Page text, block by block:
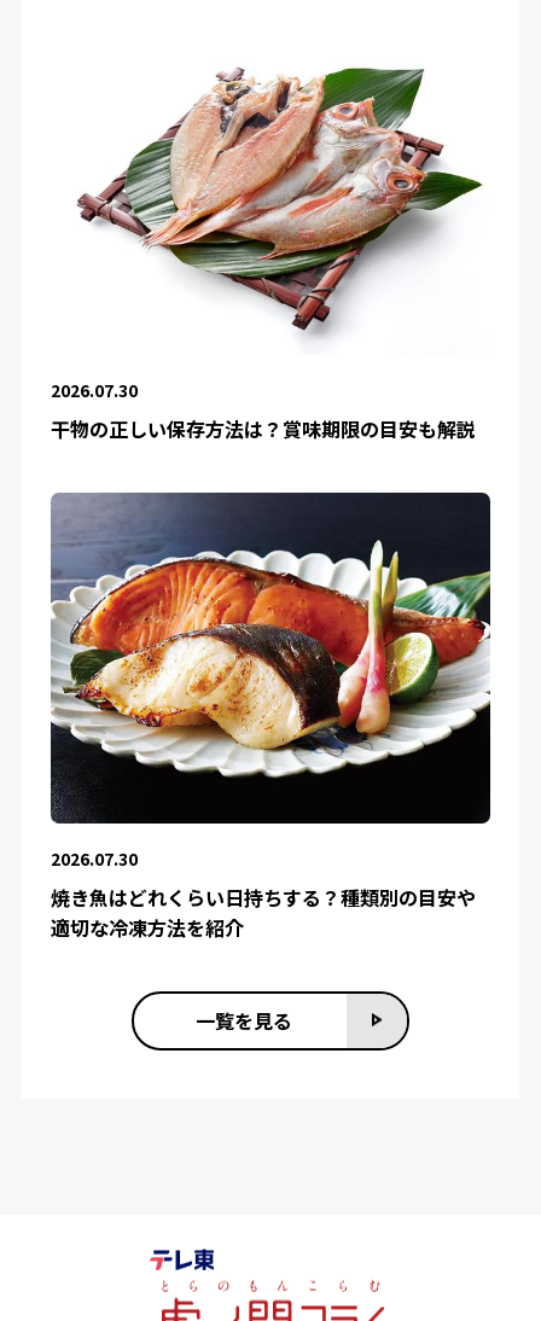
2026.07.30
干物の正しい保存方法は？賞味期限の目安も解説
2026.07.30
焼き魚はどれくらい日持ちする？種類別の目安や
適切な冷凍方法を紹介
一覧を見る